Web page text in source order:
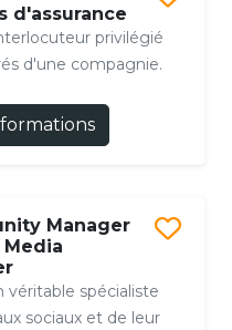
d'assurance
privilégié
d'une compagnie.
Manager
véritable spécialiste
sociaux et de leur